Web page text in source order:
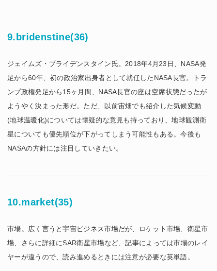
9.bridenstine(36)
ジェイムズ・ブライデンスタイン氏。2018年4月23日、NASA発
足から60年、初の政治家出身者として就任したNASA長官。トラ
ンプ政権発足から15ヶ月間、NASA長官の座は空席状態だったが
ようやく決まった形だ。ただ、以前宙畑でも紹介した気候変動
(地球温暖化)については懐疑的な意見も持っており、地球観測衛
星についても優先順位が下がってしまう可能性もある。今後も
NASAの方針には注目していきたい。
10.market(35)
市場。広く言うと宇宙ビジネス市場だが、ロケット市場、衛星市
場、さらに詳細にSAR衛星市場など、記事によっては市場のレイ
ヤーが違うので、読み進めるときには注意が必要な英単語。